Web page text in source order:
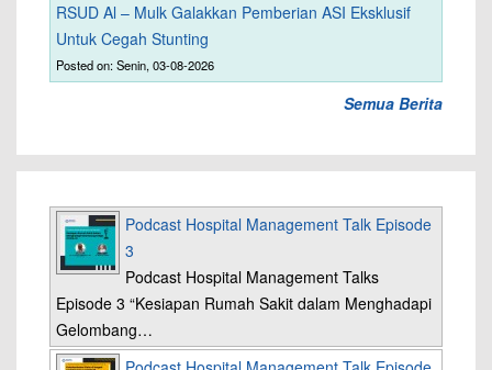
RSUD Al – Mulk Galakkan Pemberian ASI Eksklusif
Untuk Cegah Stunting
Posted on: Senin, 03-08-2026
Semua Berita
Podcast Hospital Management Talk Episode
3
Podcast Hospital Management Talks
Episode 3 “Kesiapan Rumah Sakit dalam Menghadapi
Gelombang…